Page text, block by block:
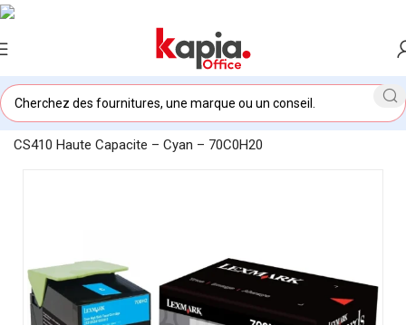
Accueil/KAPIA OFFICE MAROC/Toner Lexmark 700H2 CS310
CS410 Haute Capacite – Cyan – 70C0H20